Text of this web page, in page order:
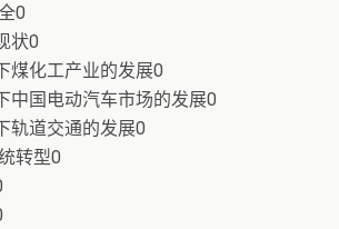
0
状0
煤化工产业的发展0
中国电动汽车市场的发展0
轨道交通的发展0
转型0